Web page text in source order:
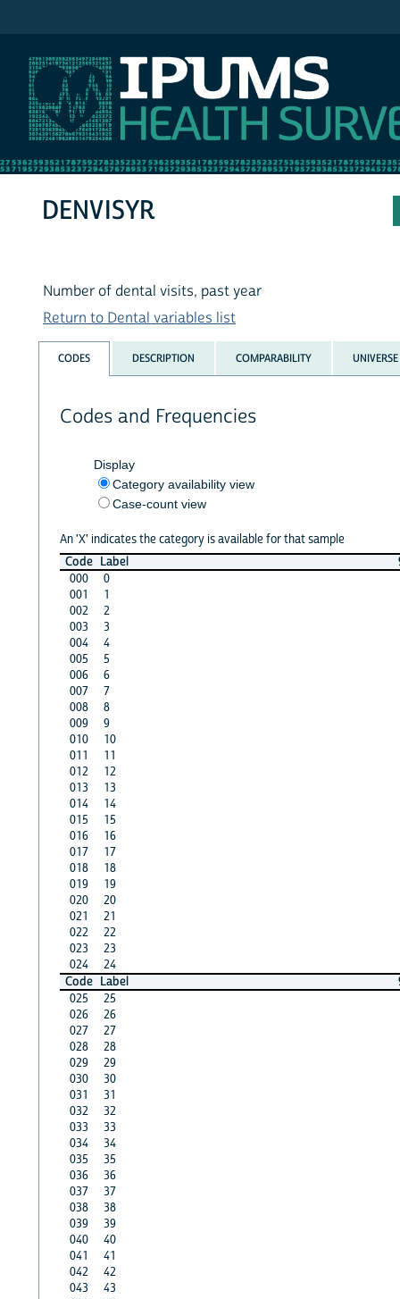
DENVISYR
Number of dental visits, past year
Return to Dental variables list
CODES DESCRIPTION COMPARABILITY UNIVERSE
Codes and Frequencies
Display
Category availability view
Case-count view
An 'X' indicates the category is available for that sample
Code Label
000
0
001
1
002
2
003
3
004
4
005
5
006
6
007
7
008
8
009
9
010
10
011
11
012
12
013
13
014
14
015
15
016
16
017
17
018
18
019
19
020
20
021
21
022
22
023
23
024
24
Code Label
025
25
026
26
027
27
028
28
029
29
030
30
031
31
032
32
033
33
034
34
035
35
036
36
037
37
038
38
039
39
040
40
041
41
042
42
043
43